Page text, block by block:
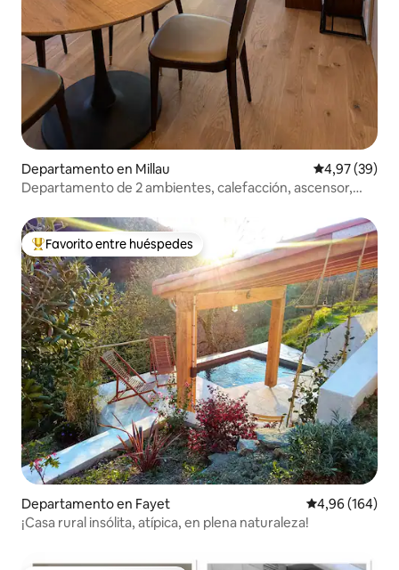
Departamento en Millau Calificación
4,97 (39)
Departamento de 2 ambientes, calefacción, ascensor,
Favorito entre los huéspedes más destacados
Favorito entre huéspedes
Departamento en Fayet Calificación
4,96 (164)
¡Casa rural insólita, atípica, en plena naturaleza!